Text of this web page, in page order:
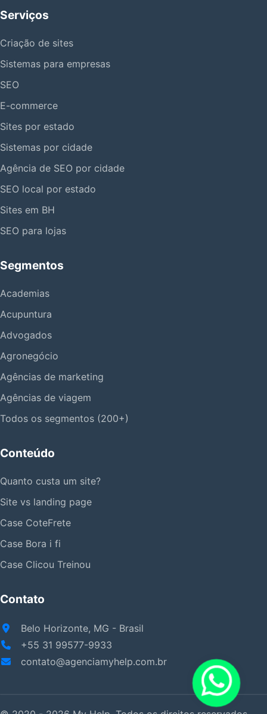
Serviços
Criação de sites
Sistemas para empresas
SEO
E-commerce
Sites por estado
Sistemas por cidade
Agência de SEO por cidade
SEO local por estado
Sites em BH
SEO para lojas
Segmentos
Academias
Acupuntura
Advogados
Agronegócio
Agências de marketing
Agências de viagem
Todos os segmentos (200+)
Conteúdo
Quanto custa um site?
Site vs landing page
Case CoteFrete
Case Bora i fi
Case Clicou Treinou
Contato
Belo Horizonte, MG - Brasil
+55 31 99577-9933
contato@agenciamyhelp.com.br